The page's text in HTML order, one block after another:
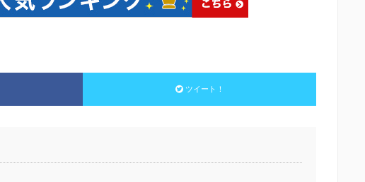
ツイート！